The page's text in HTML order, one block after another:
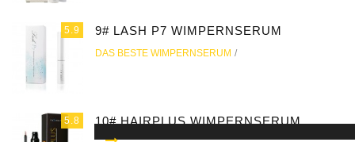
5.9 9# LASH P7 WIMPERNSERUM
DAS BESTE WIMPERNSERUM
5.8 10# HAIRPLUS WIMPERNSERUM